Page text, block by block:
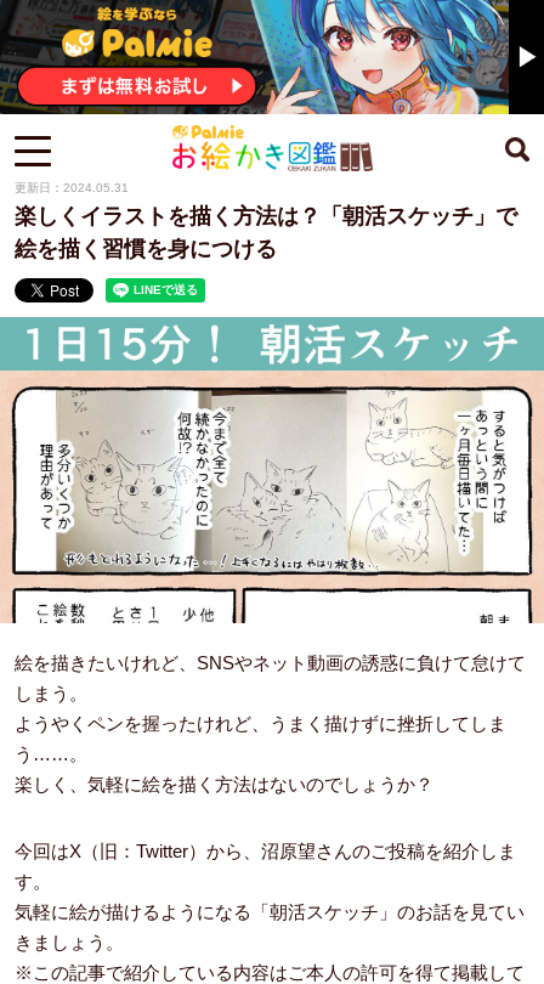
楽しくイラストを描く方法は？「朝活スケッチ」で
絵を描く習慣を身につける
更新日：2024.05.31
絵を描きたいけれど、SNSやネット動画の誘惑に負けて怠けて
しまう。
ようやくペンを握ったけれど、うまく描けずに挫折してしま
う……。
楽しく、気軽に絵を描く方法はないのでしょうか？
今回はX（旧：Twitter）から、沼原望さんのご投稿を紹介しま
す。
気軽に絵が描けるようになる「朝活スケッチ」のお話を見てい
きましょう。
※この記事で紹介している内容はご本人の許可を得て掲載して